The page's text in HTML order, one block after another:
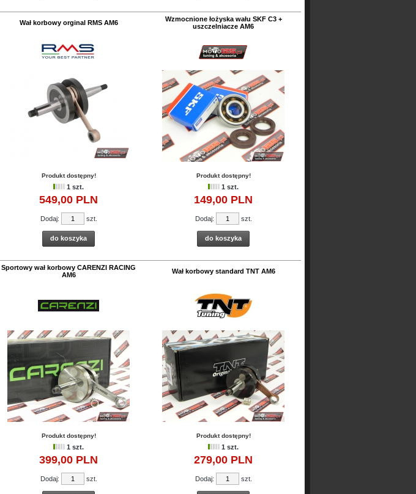
Wał korbowy orginal RMS AM6
Wzmocnione łożyska wału SKF C3 +
uszczelniacze AM6
Produkt dostępny!
1 szt.
549,00 PLN
Produkt dostępny!
1 szt.
149,00 PLN
Dodaj: szt.
do koszyka
Dodaj: szt.
do koszyka
Sportowy wał korbowy CARENZI RACING
AM6
Wał korbowy standard TNT AM6
Produkt dostępny!
1 szt.
399,00 PLN
Produkt dostępny!
1 szt.
279,00 PLN
Dodaj: szt. Dodaj: szt.